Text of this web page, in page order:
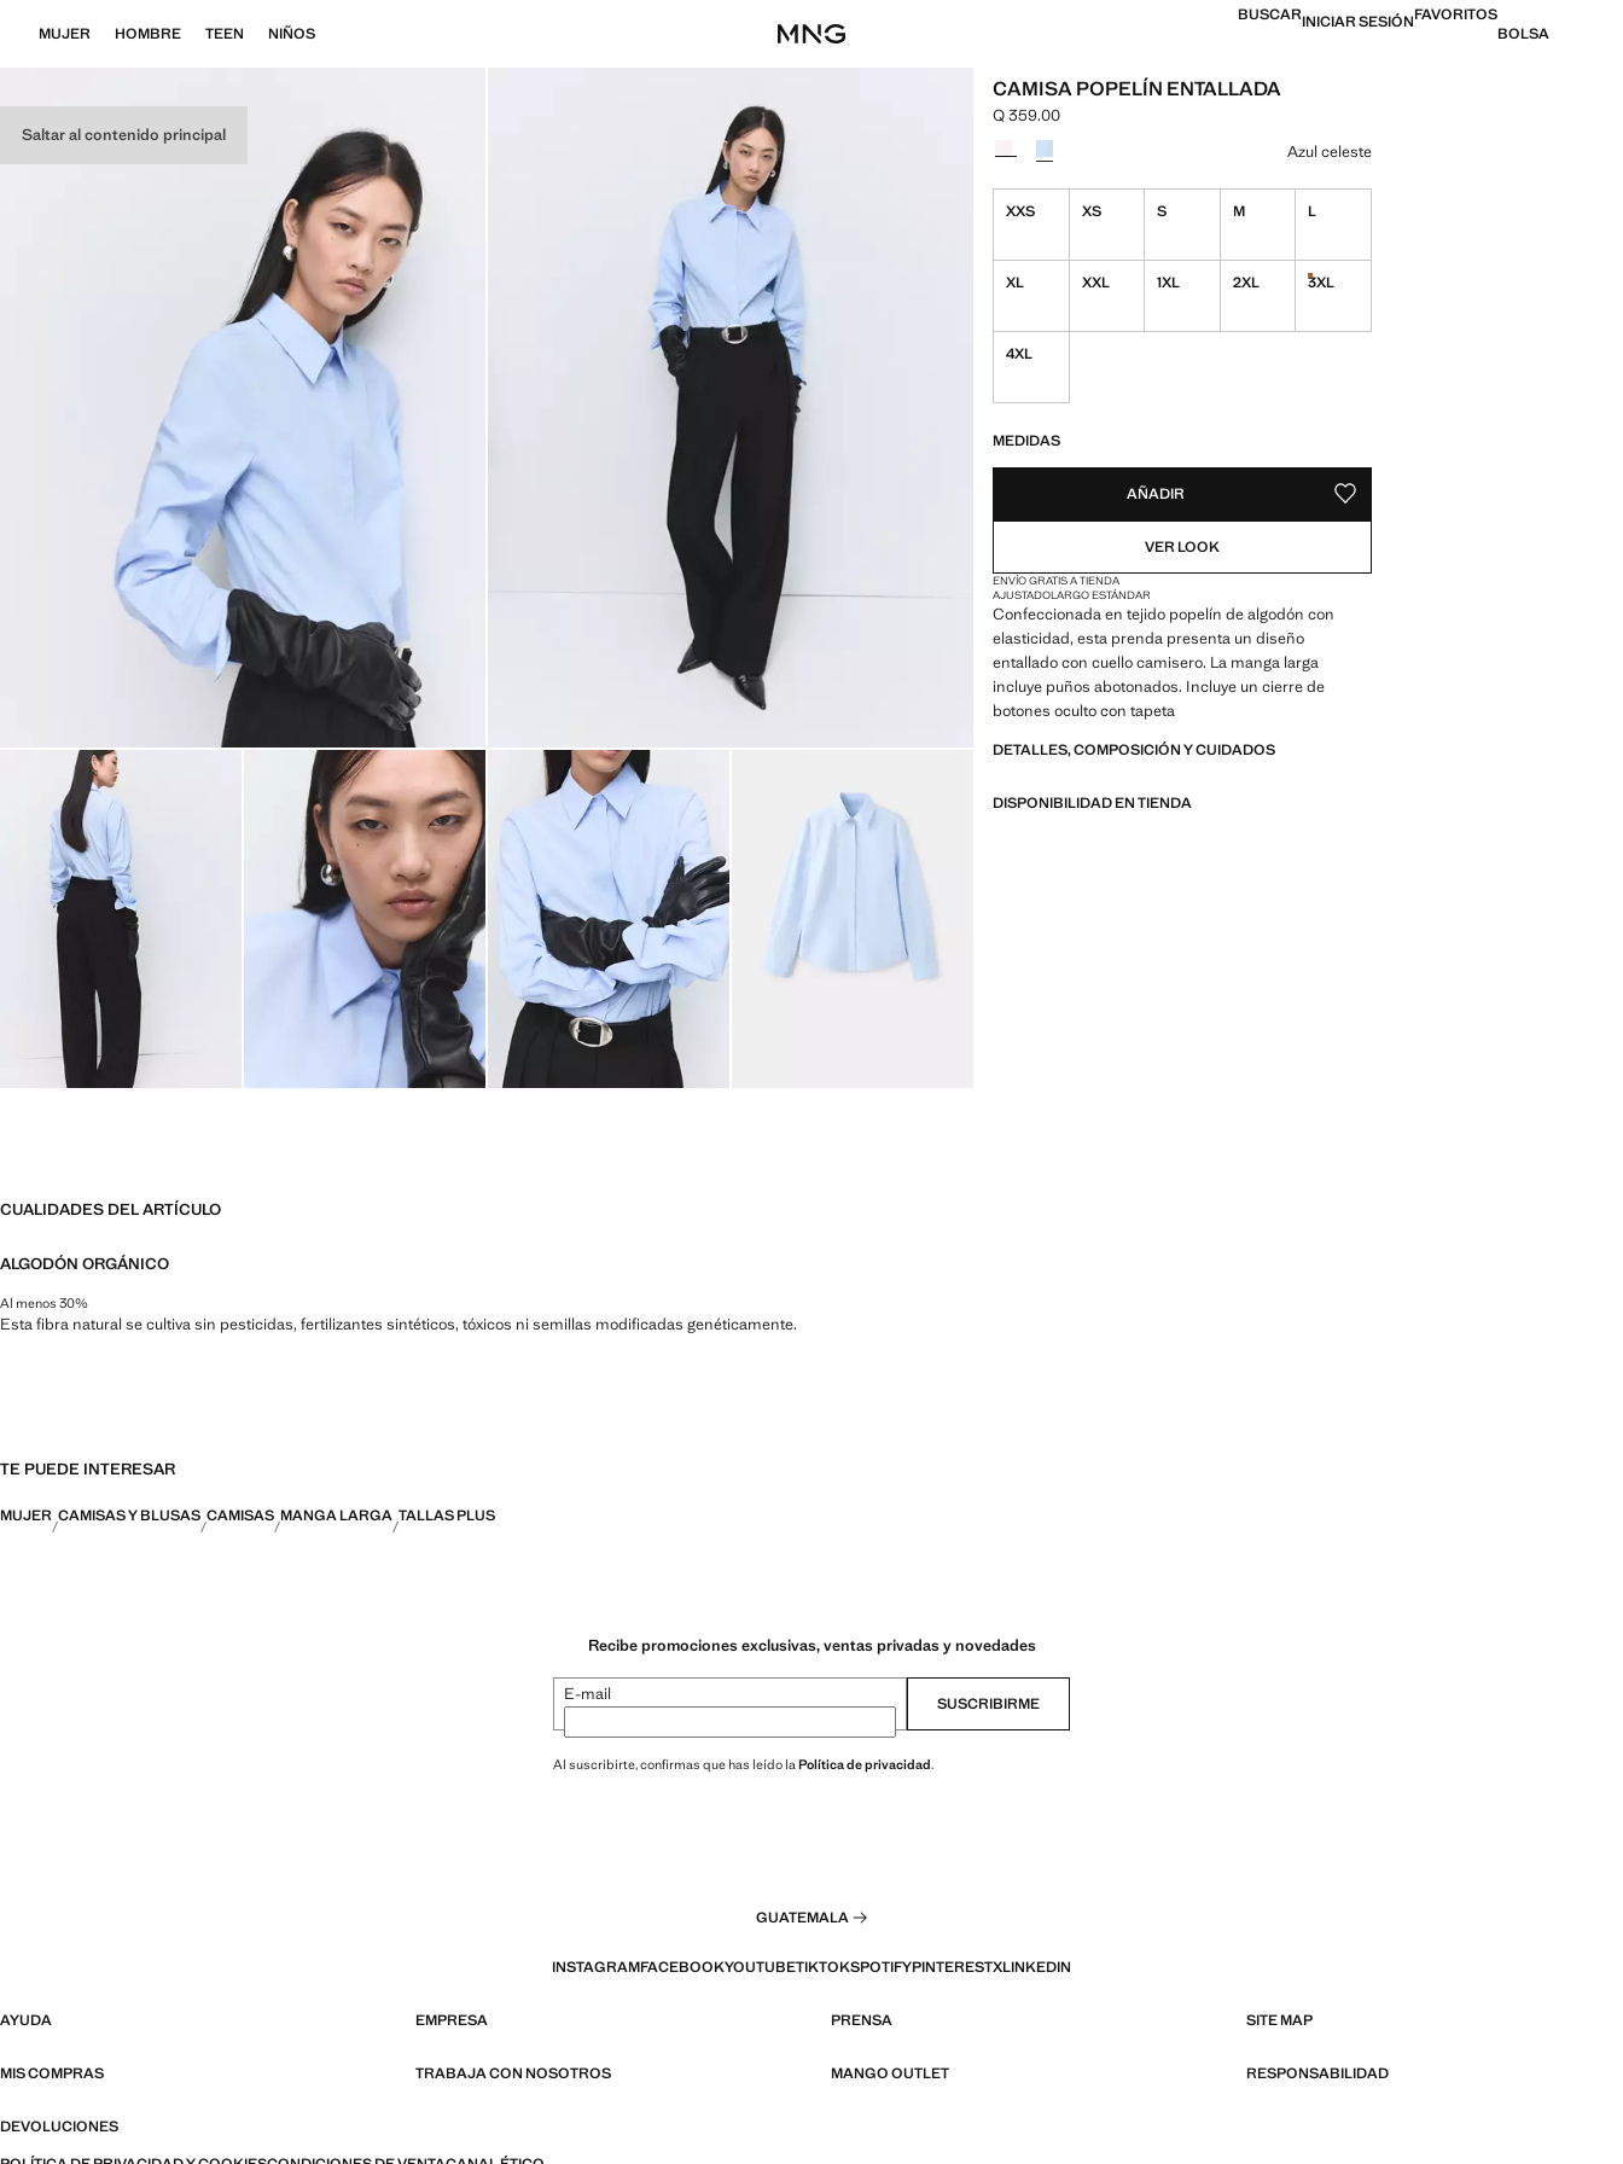
Saltar al contenido principal
MUJER HOMBRE TEEN NIÑOS
BUSCARINICIAR SESIÓNFAVORITOS
BOLSA
CAMISA POPELÍN ENTALLADA
Precio actual [Q 359.00 ]
Q 359.00
Selecciona un color
Azul celeste
XXS XS S M L
XL XXL 1XL 2XL 3XL
¡Últimas unidades!
4XL
MEDIDAS
AÑADIR GUARDAR COMO FAVORITO
VER LOOK
ENVÍO GRATIS A TIENDA
AJUSTADOLARGO ESTÁNDAR
Confeccionada en tejido popelín de algodón con
elasticidad, esta prenda presenta un diseño
entallado con cuello camisero. La manga larga
incluye puños abotonados. Incluye un cierre de
botones oculto con tapeta
DETALLES, COMPOSICIÓN Y CUIDADOS
DISPONIBILIDAD EN TIENDA
CUALIDADES DEL ARTÍCULO
ALGODÓN ORGÁNICO
Al menos 30%
Esta fibra natural se cultiva sin pesticidas, fertilizantes sintéticos, tóxicos ni semillas modificadas genéticamente.
TE PUEDE INTERESAR
MUJER CAMISAS Y BLUSAS CAMISAS MANGA LARGA TALLAS PLUS
Recibe promociones exclusivas, ventas privadas y novedades
E-mail SUSCRIBIRME
Al suscribirte, confirmas que has leído laPolítica de privacidad.
GUATEMALA
INSTAGRAMFACEBOOKYOUTUBETIKTOKSPOTIFYPINTERESTXLINKEDIN
AYUDA EMPRESA PRENSA SITE MAP
MIS COMPRAS TRABAJA CON NOSOTROS MANGO OUTLET RESPONSABILIDAD
DEVOLUCIONES